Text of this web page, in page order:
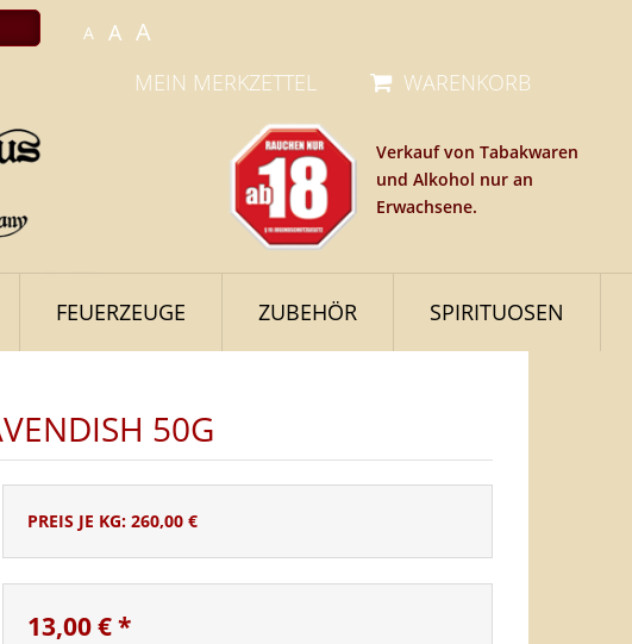
A A A
WARENKORB
Verkauf von Tabakwaren
und Alkohol nur an
Erwachsene.
MEIN MERKZETTEL
FEUERZEUGE ZUBEHÖR SPIRITUOSEN
50G
PREIS JE KG: 260,00 €
13,00 €*